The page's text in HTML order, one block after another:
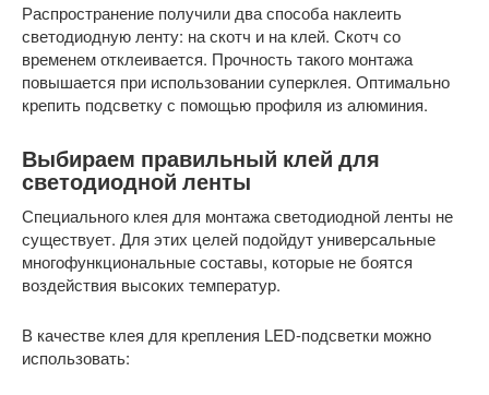
Распространение получили два способа наклеить
светодиодную ленту: на скотч и на клей. Скотч со
временем отклеивается. Прочность такого монтажа
повышается при использовании суперклея. Оптимально
крепить подсветку с помощью профиля из алюминия.
Выбираем правильный клей для
светодиодной ленты
Специального клея для монтажа светодиодной ленты не
существует. Для этих целей подойдут универсальные
многофункциональные составы, которые не боятся
воздействия высоких температур.
В качестве клея для крепления LED-подсветки можно
использовать: